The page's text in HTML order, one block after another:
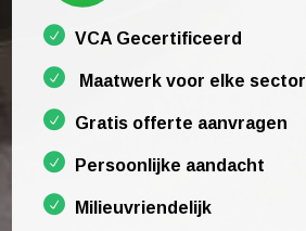
VCA Gecertificeerd
Maatwerk voor elke sector
Gratis offerte aanvragen
Persoonlijke aandacht
Milieuvriendelijk